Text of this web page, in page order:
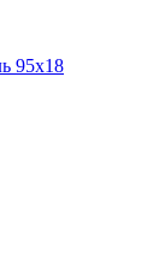
95х18